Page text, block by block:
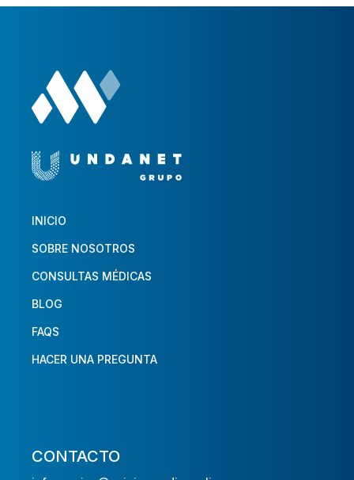
INICIO
SOBRE NOSOTROS
CONSULTAS MÉDICAS
BLOG
FAQS
HACER UNA PREGUNTA
CONTACTO